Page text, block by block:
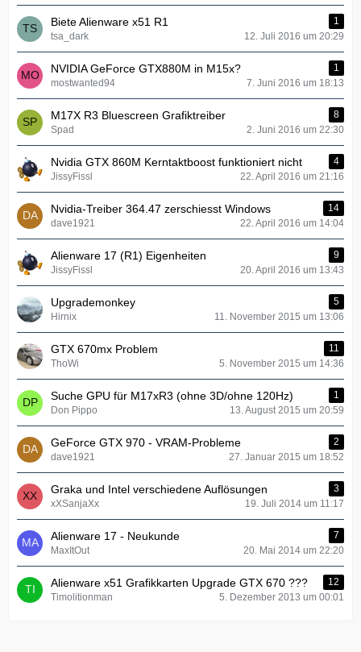
Biete Alienware x51 R1
1
tsa_dark
12. Juli 2016 um 20:29
NVIDIA GeForce GTX880M in M15x?
1
mostwanted94
7. Juni 2016 um 18:13
M17X R3 Bluescreen Grafiktreiber
8
Spad
2. Juni 2016 um 22:30
Nvidia GTX 860M Kerntaktboost funktioniert nicht
4
JissyFissl
22. April 2016 um 21:16
Nvidia-Treiber 364.47 zerschiesst Windows
14
dave1921
22. April 2016 um 14:04
Alienware 17 (R1) Eigenheiten
9
JissyFissl
20. April 2016 um 13:43
Upgrademonkey
5
Hirnix
11. November 2015 um 13:06
GTX 670mx Problem
11
ThoWi
5. November 2015 um 14:36
Suche GPU für M17xR3 (ohne 3D/ohne 120Hz)
1
Don Pippo
13. August 2015 um 20:59
GeForce GTX 970 - VRAM-Probleme
2
dave1921
27. Januar 2015 um 18:52
Graka und Intel verschiedene Auflösungen
3
xXSanjaXx
19. Juli 2014 um 11:17
Alienware 17 - Neukunde
7
MaxItOut
20. Mai 2014 um 22:20
Alienware x51 Grafikkarten Upgrade GTX 670 ???
12
Timolitionman
5. Dezember 2013 um 00:01